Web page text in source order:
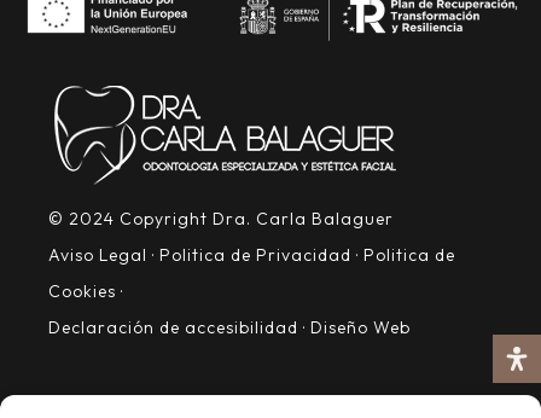
© 2024 Copyright Dra. Carla Balaguer
Aviso Legal · Politica de Privacidad · Politica de
Cookies ·
Declaración de accesibilidad · Diseño Web